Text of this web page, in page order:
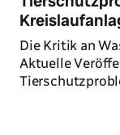
Die Kritik an
Aktuelle